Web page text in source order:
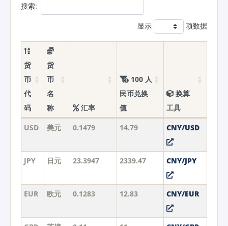
搜索:
显示 项数据
货
币
代
码
货
币
名
称
汇率
100 人
民币兑换
值
换算
工具
USD 美元 0.1479 14.79 CNY/USD
JPY 日元 23.3947 2339.47 CNY/JPY
EUR 欧元 0.1283 12.83 CNY/EUR